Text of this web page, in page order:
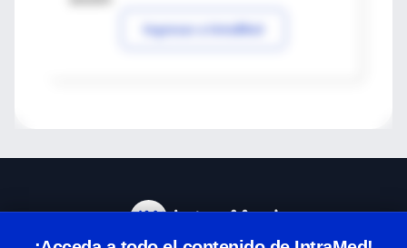
Ingresar a IntraMed